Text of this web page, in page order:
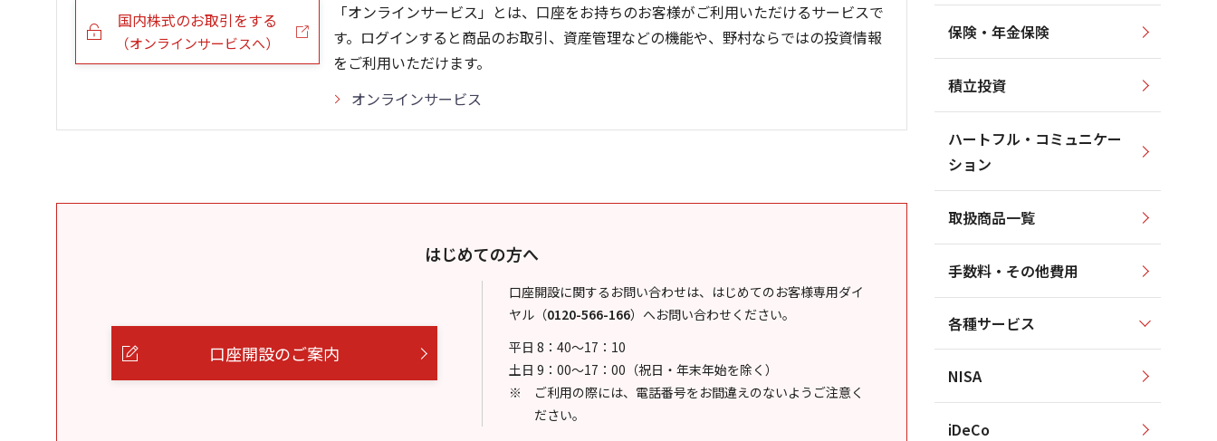
0
200
0
50
国内株式のお取引をする
（オンラインサービスへ）
「オンラインサービス」とは、口座をお持ちのお客様がご利用いただけるサービスで
す。ログインすると商品のお取引、資産管理などの機能や、野村ならではの投資情報
をご利用いただけます。
オンラインサービス
はじめての方へ
口座開設のご案内
口座開設に関するお問い合わせは、はじめてのお客様専用ダイ
ヤル （0120-566-166） へお問い合わせください。
平日 8：40～17：10
土日 9：00～17：00（祝日・年末年始を除く）
ご利用の際には、電話番号をお間違えのないようご注意く
ださい。
保険・年金保険
積立投資
ハートフル・コミュニケー
ション
取扱商品一覧
手数料・その他費用
各種サービス
NISA
iDeCo